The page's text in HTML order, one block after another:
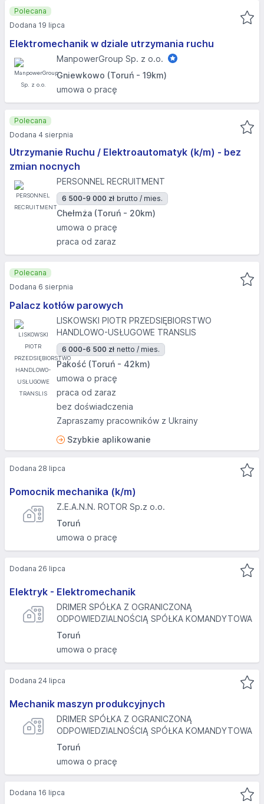
Elektromechanik w dziale utrzymania ruchu
ManpowerGroup Sp. z o.o.
Gniewkowo (Toruń - 19km)
umowa o pracę
Polecana
Dodana 19 lipca
Utrzymanie Ruchu / Elektroautomatyk (k/m) - bez
zmian nocnych
PERSONNEL RECRUITMENT
6 500-9 000 zł brutto / mies.
Chełmża (Toruń - 20km)
umowa o pracę
praca od zaraz
Polecana
Dodana 4 sierpnia
Palacz kotłów parowych
LISKOWSKI PIOTR PRZEDSIĘBIORSTWO
HANDLOWO-USŁUGOWE TRANSLIS
6 000-6 500 zł netto / mies.
Pakość (Toruń - 42km)
umowa o pracę
praca od zaraz
bez doświadczenia
Zapraszamy pracowników z Ukrainy
Szybkie aplikowanie
Polecana
Dodana 6 sierpnia
Pomocnik mechanika (k/m)
Z.E.A.N.N. ROTOR Sp.z o.o.
Toruń
umowa o pracę
Dodana 28 lipca
Elektryk - Elektromechanik
DRIMER SPÓŁKA Z OGRANICZONĄ
ODPOWIEDZIALNOŚCIĄ SPÓŁKA KOMANDYTOWA
Toruń
umowa o pracę
Dodana 26 lipca
Mechanik maszyn produkcyjnych
DRIMER SPÓŁKA Z OGRANICZONĄ
ODPOWIEDZIALNOŚCIĄ SPÓŁKA KOMANDYTOWA
Toruń
umowa o pracę
Dodana 24 lipca
Dodana 16 lipca